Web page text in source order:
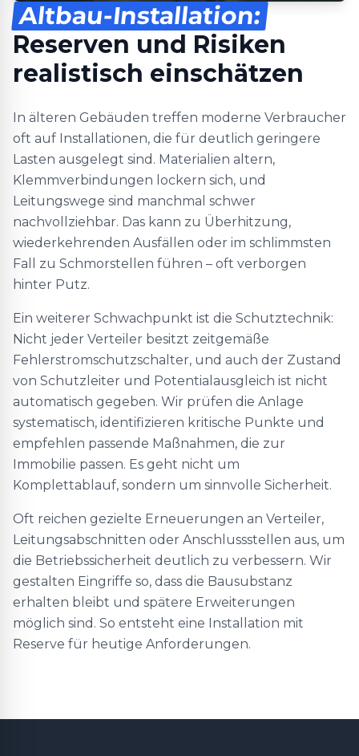
Altbau-Installation:
Reserven und Risiken
realistisch einschätzen
In älteren Gebäuden treffen moderne Verbraucher
oft auf Installationen, die für deutlich geringere
Lasten ausgelegt sind. Materialien altern,
Klemmverbindungen lockern sich, und
Leitungswege sind manchmal schwer
nachvollziehbar. Das kann zu Überhitzung,
wiederkehrenden Ausfällen oder im schlimmsten
Fall zu Schmorstellen führen – oft verborgen
hinter Putz.
Ein weiterer Schwachpunkt ist die Schutztechnik:
Nicht jeder Verteiler besitzt zeitgemäße
Fehlerstromschutzschalter, und auch der Zustand
von Schutzleiter und Potentialausgleich ist nicht
automatisch gegeben. Wir prüfen die Anlage
systematisch, identifizieren kritische Punkte und
empfehlen passende Maßnahmen, die zur
Immobilie passen. Es geht nicht um
Komplettablauf, sondern um sinnvolle Sicherheit.
Oft reichen gezielte Erneuerungen an Verteiler,
Leitungsabschnitten oder Anschlussstellen aus, um
die Betriebssicherheit deutlich zu verbessern. Wir
gestalten Eingriffe so, dass die Bausubstanz
erhalten bleibt und spätere Erweiterungen
möglich sind. So entsteht eine Installation mit
Reserve für heutige Anforderungen.